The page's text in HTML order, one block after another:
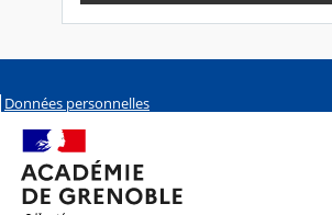
Données personnelles